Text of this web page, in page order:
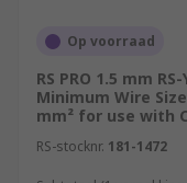
care must be taken
connector.
Amperage
carrying
Op voorraad
RS PRO 1.5 mm
Minimum Wire
mm² for use with
RS-stocknr. 181-1472